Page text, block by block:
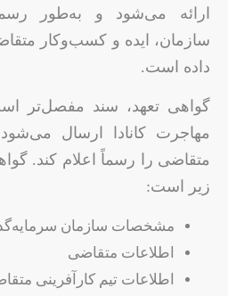
ارائه می‌شود و به‌طور
سازمان، ایده و کسب‌وکار
داده است.
گواهی تعهد، سند مفصل‌تر
مهاجرت کانادا ارسال
متقاضی را رسماً اعلام کند.
زیر است:
مشخصات سازمان
اطلاعات متقاضی
اطلاعات تیم کارآفرینی